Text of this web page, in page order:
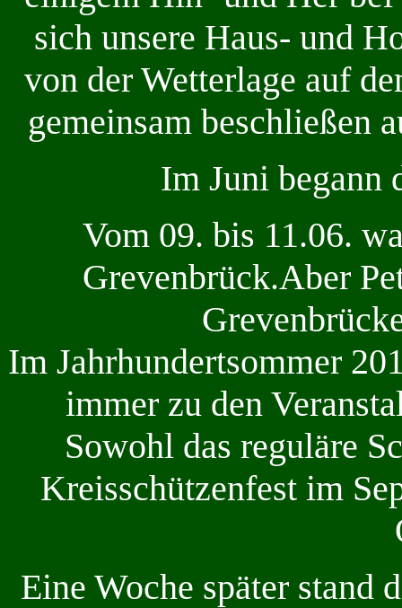
sich unsere Haus- und
von der Wetterlage auf
gemeinsam beschließen
Im Juni begann
Vom 09. bis 11.06.
Grevenbrück.Aber
Im Jahrhundertsommer
immer zu den
Sowohl das reguläre
Kreisschützenfest im
Eine Woche später stand